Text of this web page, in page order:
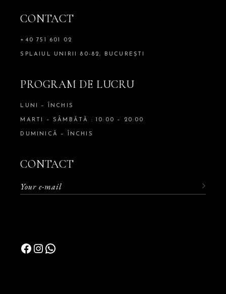
CONTACT
+40 751 601 02
SPLAIUL UNIRII 80-82, BUCUREȘTI
PROGRAM DE LUCRU
LUNI – ÎNCHIS
MARTI – SÂMBĂTĂ : 10:00 – 20:00
DUMINICĂ – ÎNCHIS
CONTACT